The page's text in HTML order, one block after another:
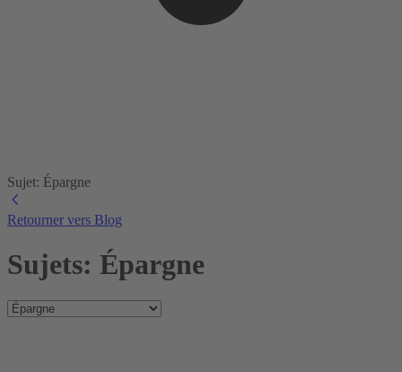
Sujet: Épargne
Retourner vers Blog
Sujets: Épargne